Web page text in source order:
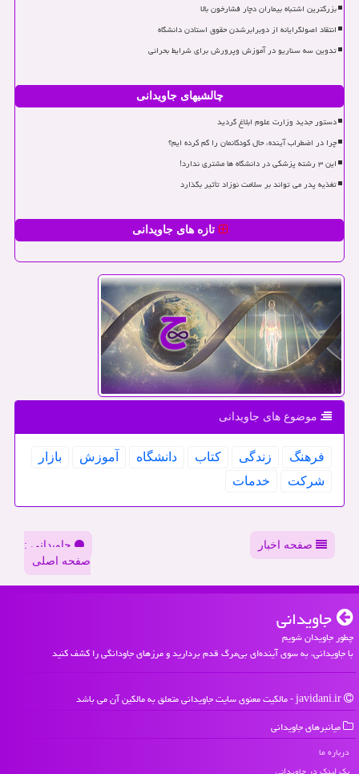
بزرگترین اشتباه بیماران دچار فشارخون بالا
انتقاد اصولگرایانه از دوبرابرشدن حقوق استادن دانشگاه
تدوین سه سناریو در آموزش وپرورش برای شرایط بحرانی
چالشیهای جاویدانی
دستور جدید وزارت علوم ابلاغ گردید
چرا در اضطراب آینده، حال کودکانمان را گم کرده ایم؟
این ۳ رشته پزشکی در دانشگاه ها مشتری ندارد!
تغذیه پدر می تواند بر سلامت نوزاد تأثیر بگذارد
تازه های جاویدانی
موضوع های جاویدانی
فرهنگ زندگی كتاب دانشگاه آموزش
بازار
شركت
خدمات
صفحه اخبار
جاویدانی :
صفحه اصلی
جاویدانی
چطور جاویدان شویم
با جاویدانی، به سوی آینده‌ای بی‌مرگ قدم بردارید و مرزهای جاودانگی را کشف کنید
میانبرهای جاویدانی
درباره ما